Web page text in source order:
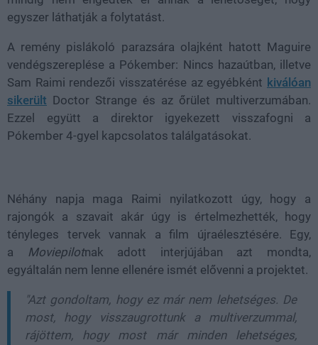
egyszer láthatják a folytatást.
A remény pislákoló parazsára olajként hatott Maguire
vendégszereplése a Pókember: Nincs hazaútban, illetve
Sam Raimi rendezői visszatérése az egyébként kiválóan
sikerült Doctor Strange és az őrület multiverzumában.
Ezzel együtt a direktor igyekezett visszafogni a
Pókember 4-gyel kapcsolatos találgatásokat.
Néhány napja maga Raimi nyilatkozott úgy, hogy a
rajongók a szavait akár úgy is értelmezhették, hogy
tényleges tervek vannak a film újraélesztésére. Egy,
a Moviepilotnak adott interjújában azt mondta,
egyáltalán nem lenne ellenére ismét elővenni a projektet.
"Azt gondoltam, hogy ez már nem lehetséges. De
most, hogy visszaugrottunk a multiverzummal,
rájöttem, hogy most már minden lehetséges,